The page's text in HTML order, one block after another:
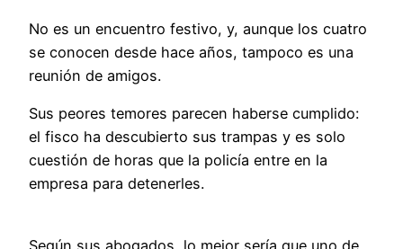
No es un encuentro festivo, y, aunque los cuatro
se conocen desde hace años, tampoco es una
reunión de amigos.
Sus peores temores parecen haberse cumplido:
el fisco ha descubierto sus trampas y es solo
cuestión de horas que la policía entre en la
empresa para detenerles.
Según sus abogados, lo mejor sería que uno de